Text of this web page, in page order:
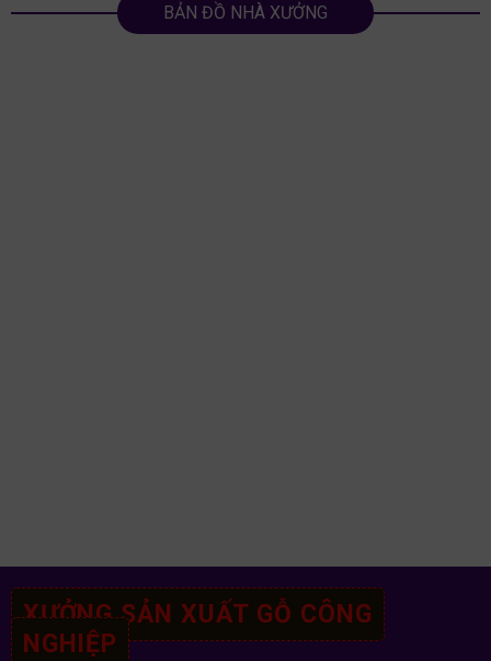
BẢN ĐỒ NHÀ XƯỞNG
XƯỞNG SẢN XUẤT GỖ CÔNG
NGHIỆP